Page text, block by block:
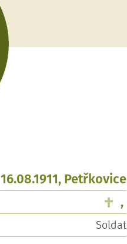
16.08.1911, Petřkovice
,
Soldat